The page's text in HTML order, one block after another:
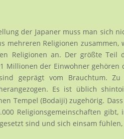
der Japaner muss man sich
mehreren Religionen
Religionen an. Der größte
Millionen der Einwohner
geprägt vom Brauchtum.
Es ist üblich
Tempel (Bodaiji) zugehörig.
Religionsgemeinschaften
sind und sich einsam